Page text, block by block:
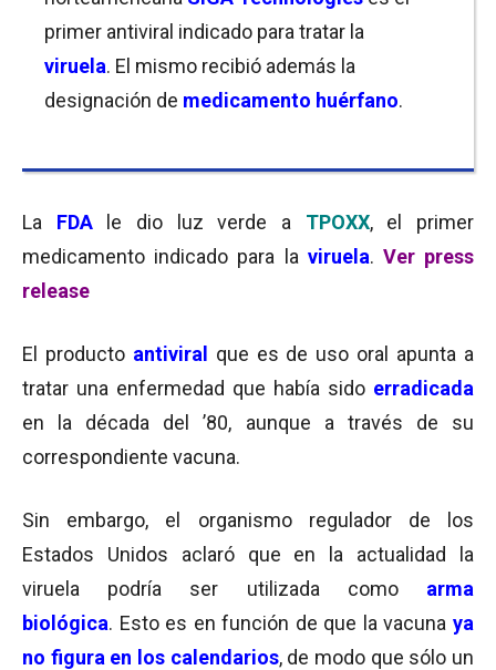
primer antiviral indicado para tratar la
viruela. El mismo recibió además la
designación de medicamento huérfano.
La FDAle dio luz verde a TPOXX, el primer
medicamento indicado para la viruela. Ver press
release
El producto antiviral
que es de uso oral apunta a
tratar una enfermedad que había sido erradicada
en la década del ’80, aunque a través de su
correspondiente vacuna.
Sin embargo, el organismo regulador de los
Estados Unidos aclaró que en la actualidad la
viruela podría ser utilizada como arma
biológica. Esto es en función de que la vacuna ya
no figura en los calendarios, de modo que sólo un